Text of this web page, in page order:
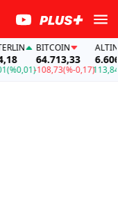
BITCOIN
64.713,33
-108,73(%-0,17)
ALTIN
113,84